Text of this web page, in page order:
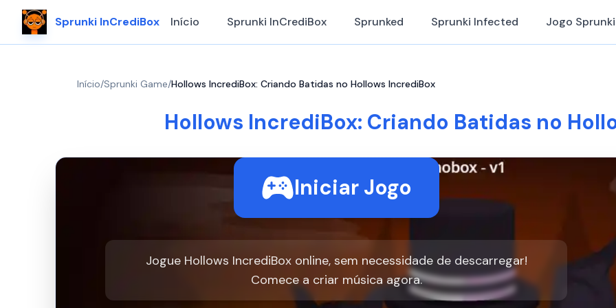
Sprunki InCrediBox Início Sprunki InCrediBox Sprunked Sprunki Infected Jogo Sprunki
Início/Sprunki Game/Hollows IncrediBox: Criando Batidas no Hollows IncrediBox
Hollows IncrediBox: Criando Batidas no
Iniciar Jogo
Jogue Hollows IncrediBox online, sem necessidade de descarregar!
Comece a criar música agora.